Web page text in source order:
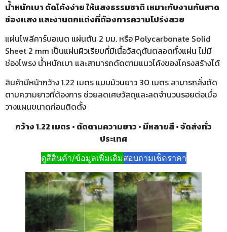
น้ำหนักเบา ดัดโค้งง่าย ให้แสงธรรมชาติ เหมาะกับงานกันสาด
ช่องแสง และงานตกแต่งที่ต้องการความโปร่งสวย
แผ่นโพลีคาร์บอเนต แผ่นตัน 2 มม. หรือ Polycarbonate Solid
Sheet 2 mm เป็นแผ่นผิวเรียบที่มีเนื้อวัสดุตันตลอดทั้งแผ่น ไม่มี
ช่องโพรง น้ำหนักเบา และสามารถดัดตามแนวโค้งของโครงสร้างได้
สินค้ามีหน้ากว้าง 1.22 เมตร แบบม้วนยาว 30 เมตร สามารถสั่งตัด
ตามความยาวที่ต้องการ ช่วยลดเศษวัสดุและลดจำนวนรอยต่อเมื่อ
วางแผนขนาดก่อนติดตั้ง
กว้าง 1.22 เมตร • ตัดตามความยาว • มีหลายสี • จัดส่งทั่ว
ประเทศ
ดูสีสินค้า/ข้อมูลเพิ่มเติมสอบถามเช็คราคา